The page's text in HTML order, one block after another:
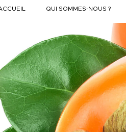
QUI SOMMES-NOUS ?